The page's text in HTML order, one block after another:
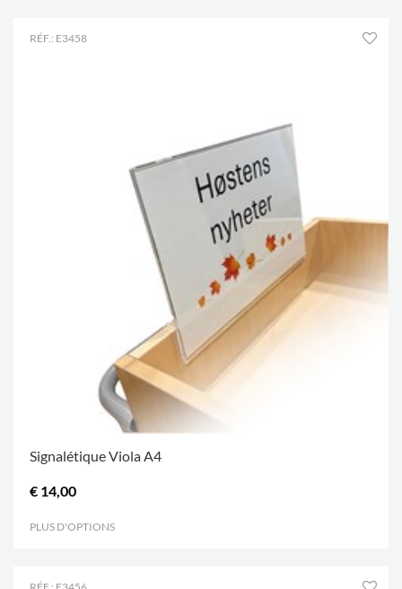
RÉF.: E3458
Signalétique Viola A4
€ 14,00
PLUS D'OPTIONS